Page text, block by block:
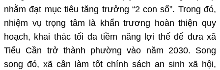
nhằm đạt mục tiêu tăng trưởng “2 con số”. Trong đó,
nhiệm vụ trọng tâm là khẩn trương hoàn thiện quy
hoạch, khai thác tối đa tiềm năng lợi thế để đưa xã
Tiểu Cần trở thành phường vào năm 2030. Song
song đó, xã cần làm tốt chính sách an sinh xã hội,